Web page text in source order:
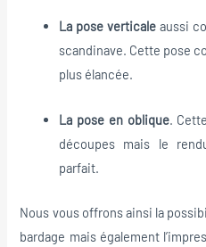
La pose verticale aussi
scandinave. Cette pose
plus élancée.
La pose en oblique.
découpes mais le
parfait.
Nous vous offrons ainsi la
bardage mais également